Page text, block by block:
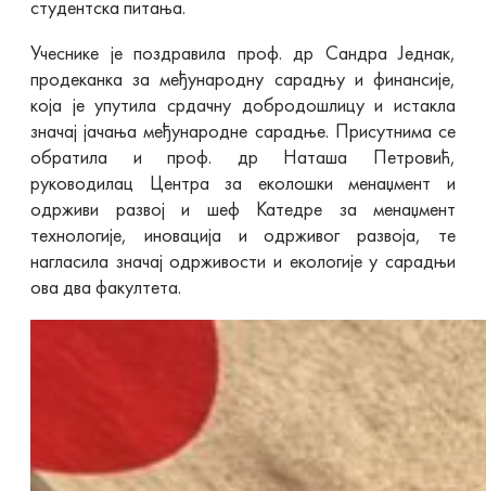
студентска питања.
Учеснике је поздравила проф. др Сандра Једнак,
продеканка за међународну сарадњу и финансије,
која је упутила срдачну добродошлицу и истакла
значај јачања међународне сарадње. Присутнима се
обратила и проф. др Наташа Петровић,
руководилац Центра за еколошки менаџмент и
одрживи развој и шеф Катедре за менаџмент
технологије, иновација и одрживог развоја, те
нагласила значај одрживости и екологије у сарадњи
ова два факултета.